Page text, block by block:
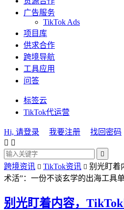
广告服务
TikTok Ads
项目库
供求合作
跨境导航
工具应用
问答
标签云
TikTok代运营
Hi, 请登录 我要注册
找回密码
 

跨境资讯  TikTok资讯  别光盯着
术活”：一份不谈玄学的出海工具
别光盯着内容，